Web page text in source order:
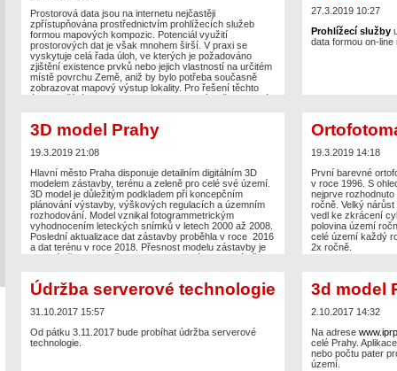
Prostorová data jsou na internetu nejčastěji
zpřístupňována prostřednictvím prohlížecích služeb
formou mapových kompozic. Potenciál využití
prostorových dat je však mnohem širší. V praxi se
vyskytuje celá řada úloh, ve kterých je požadováno
zjištění existence prvků nebo jejich vlastností na určitém
místě povrchu Země, aniž by bylo potřeba současně
zobrazovat mapový výstup lokality. Pro řešení těchto
de facto libovolných datech datového skladu
27.3.2019 10:27
Prohlížecí služby
data formou on-
3D model Prahy
19.3.2019 21:08
Hlavní město Praha disponuje detailním digitálním 3D
modelem zástavby, terénu a zeleně pro celé své území.
3D model je důležitým podkladem při koncepčním
plánování výstavby, výškových regulacích a územním
rozhodování. Model vznikal fotogrammetrickým
vyhodnocením leteckých snímků v letech 2000 až 2008.
Poslední aktualizace dat zástavby proběhla v roce 2016
a dat terénu v roce 2018. Přesnost modelu zástavby je
zajištěna stálost jeho kvality.
dají se prohlédnout na tomto odkazu:
www.iprpraha.cz/3dmodel
19.3.2019 14:18
První barevné
v roce 1996. S
nejprve
ročně. Velký
vedl ke zkrácení
polovina území
celé území každý
2x ročně.
Údržba serverové technologie
31.10.2017 15:57
Od pátku 3.11.2017 bude probíhat údržba serverové
technologie.
3d model
2.10.2017 14:32
Na adrese
celé Prahy.
nebo počtu pater
území.